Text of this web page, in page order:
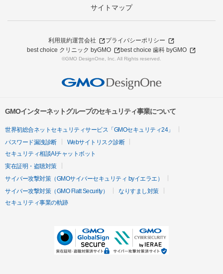
サイトマップ
利用規約運営会社
プライバシーポリシー
best choice クリニック byGMO
best choice 歯科 byGMO
©GMO DesignOne, Inc. All Rights reserved.
GMOインターネットグループのセキュリティ事業について
世界初総合ネットセキュリティサービス「GMOセキュリティ24」
パスワード漏洩診断
Webサイトリスク診断
セキュリティ相談AIチャットボット
実在証明・盗聴対策
サイバー攻撃対策（GMOサイバーセキュリティ byイエラエ）
サイバー攻撃対策（GMO Flatt Security）
なりすまし対策
セキュリティ事業の軌跡